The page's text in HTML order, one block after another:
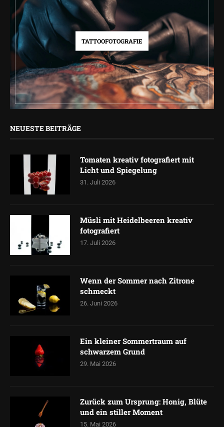
TATTOOFOTOGRAFIE
NEUESTE BEITRÄGE
Tomaten kreativ fotografiert mit
Licht und Spiegelung
31. Juli 2026
Müsli mit Heidelbeeren kreativ
fotografiert
17. Juli 2026
Wenn der Sommer nach Zitrone
schmeckt
26. Juni 2026
Ein kleiner Sommertraum auf
schwarzem Grund
29. Mai 2026
Zurück zum Ursprung: Honig, Blüte
und ein stiller Moment
15. Mai 2026